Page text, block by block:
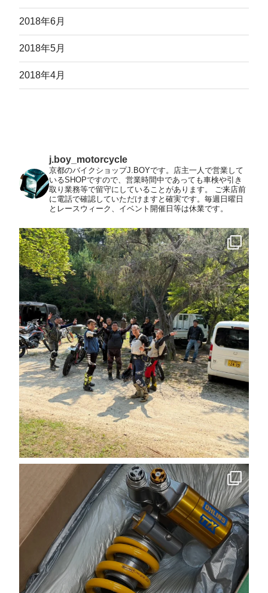
2018年6月
2018年5月
2018年4月
j.boy_motorcycle
京都のバイクショップJ.BOYです。店主一人で営業して
いるSHOPですので、営業時間中であっても車検や引き
取り業務等で留守にしていることがあります。
ご来店前
に電話で確認していただけますと確実です。毎週日曜日
とレースウィーク、イベント開催日等は休業です。